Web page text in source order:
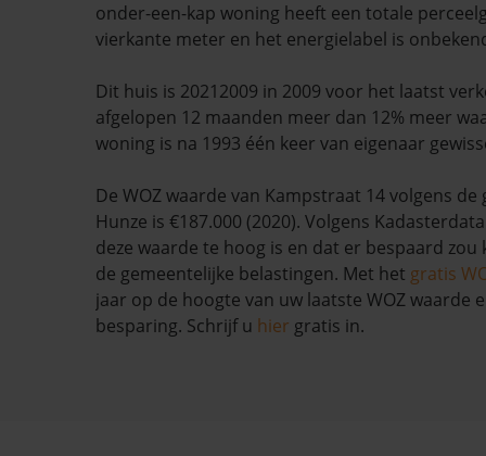
onder-een-kap woning heeft een totale
vierkante meter en het energielabel is
Dit huis is 20212009 in 2009 voor het laatst
afgelopen 12 maanden meer dan 12% meer
woning is na 1993 één keer van eigenaar
De WOZ waarde van Kampstraat 14 volgens de
Hunze is €187.000 (2020). Volgens
deze waarde te hoog is en dat er bespaard
de gemeentelijke belastingen. Met het gratis
jaar op de hoogte van uw laatste WOZ waarde
besparing. Schrijf u hier gratis in.